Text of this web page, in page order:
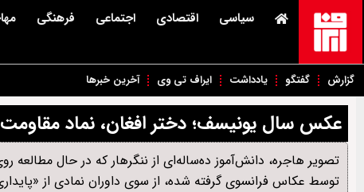
سیاسی اقتصادی اجتماعی فرهنگی
گزارش گفتگو یادداشت ایراف تی وی آخرین خبرها
عکس سال یونیسف؛ دختر افغان، نماد
توسط عکاس فرانسوی گرفته شده، از سوی داوران نمادی از